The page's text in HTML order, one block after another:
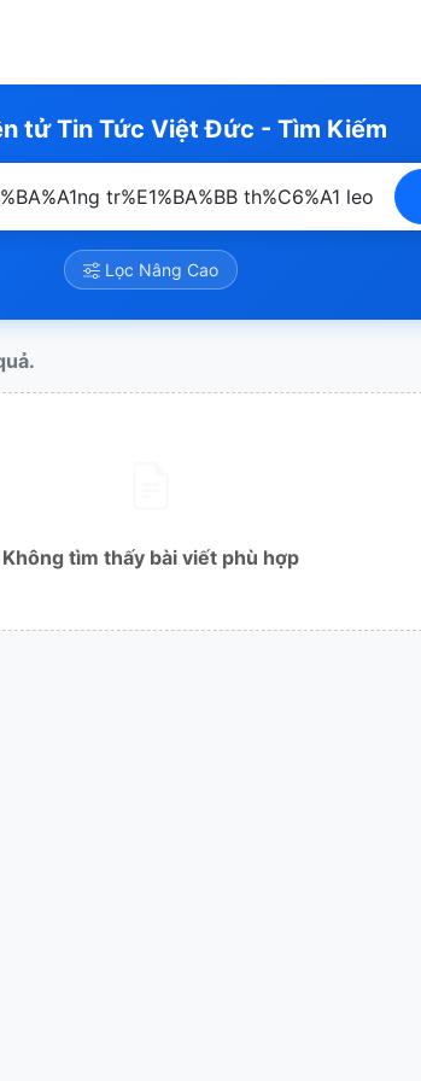
tử Tin Tức Việt Đức - Tìm Kiếm
Lọc Nâng Cao
Không tìm thấy bài viết phù hợp